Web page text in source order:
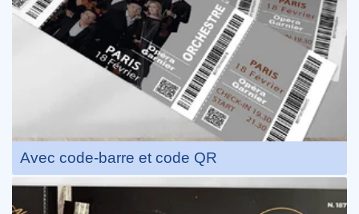
Avec code-barre et code QR